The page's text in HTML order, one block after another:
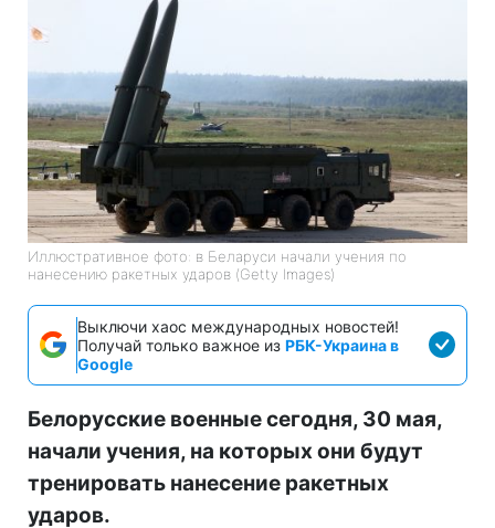
Иллюстративное фото: в Беларуси начали учения по
нанесению ракетных ударов (Getty Images)
Выключи хаос международных новостей!
Получай только важное из РБК-Украина в
Google
Белорусские военные сегодня, 30 мая,
начали учения, на которых они будут
тренировать нанесение ракетных
ударов.